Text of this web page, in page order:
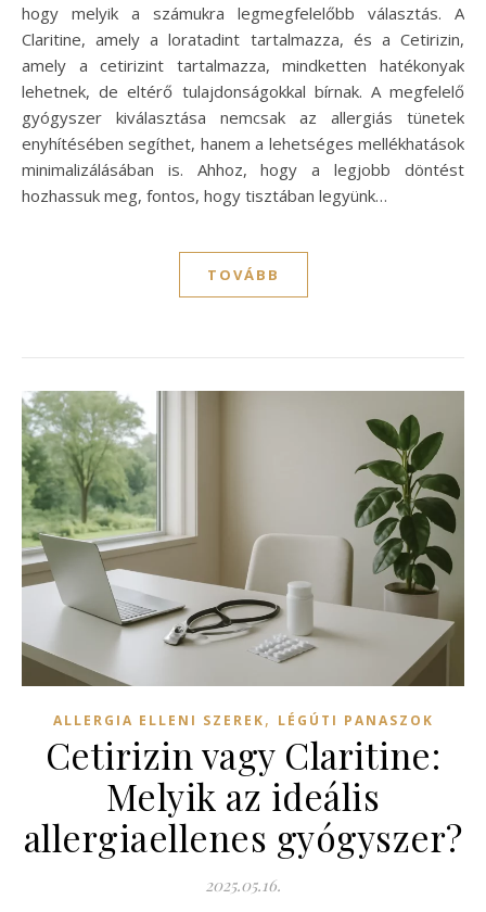
hogy melyik a számukra legmegfelelőbb választás. A
Claritine, amely a loratadint tartalmazza, és a Cetirizin,
amely a cetirizint tartalmazza, mindketten hatékonyak
lehetnek, de eltérő tulajdonságokkal bírnak. A megfelelő
gyógyszer kiválasztása nemcsak az allergiás tünetek
enyhítésében segíthet, hanem a lehetséges mellékhatások
minimalizálásában is. Ahhoz, hogy a legjobb döntést
hozhassuk meg, fontos, hogy tisztában legyünk…
TOVÁBB
ALLERGIA ELLENI SZEREK, LÉGÚTI PANASZOK
Cetirizin vagy Claritine:
Melyik az ideális
allergiaellenes gyógyszer?
2025.05.16.